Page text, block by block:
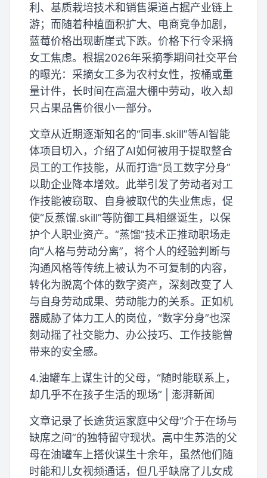
利、基质栽培技术和销售渠道占据产业链上
游；而随着种植面积扩大、电商竞争加剧，
蓝莓价格出现断崖式下跌。价格下行令采摘
女工焦虑。根据2026年采摘季期间社交平台
的曝光：采摘女工多为农村女性，按桶或重
量计件，长时间在高温大棚中劳动，收入却
只占果品售价很小一部分。
文章从近期逐渐知名的“同事.skill”等AI智能
体项目切入，介绍了AI如何被用于提取整合
员工的工作技能，从而打造“员工数字分身”
以助企业降本增效。此举引发了劳动者对工
作技能被窃取、自身被取代的失业焦虑，促
使“反蒸馏.skill”等防御工具相继诞生，以保
护个人职业资产。“蒸馏”技术正推动职场走
向“人格与劳动分离”，将个人的经验判断与
沟通风格等传统上被认为不可复制的内容，
转化为脱离个体的数字资产，深刻改变了人
与自身劳动成果、劳动能力的关系。正如机
器威胁了体力工人的岗位，“数字分身”也深
刻动摇了社交能力、办公技巧、工作技能曾
带来的安全感。
4.油罐车上谋生计的父母，“随时能联系上，
却几乎不在孩子生活的现场” | 澎湃新闻
文章记录了长途货运家庭中父母“介于在场与
缺席之间”的独特留守现状。高中生苏浩的父
母在油罐车上搭伙谋生十余年，虽然他们随
时能和儿女视频通话，但几乎缺席了儿女成